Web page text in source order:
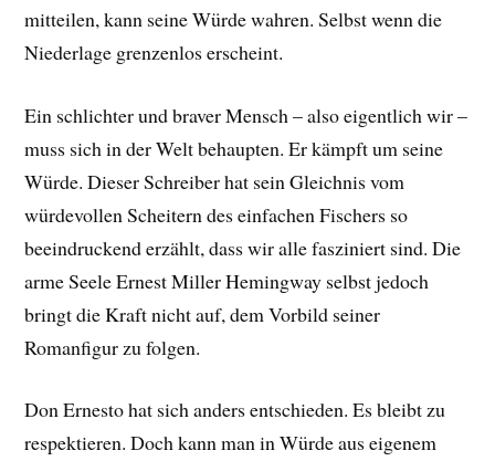
mitteilen, kann seine Würde wahren. Selbst wenn die
Niederlage grenzenlos erscheint.
Ein schlichter und braver Mensch – also eigentlich wir –
muss sich in der Welt behaupten. Er kämpft um seine
Würde. Dieser Schreiber hat sein Gleichnis vom
würdevollen Scheitern des einfachen Fischers so
beeindruckend erzählt, dass wir alle fasziniert sind. Die
arme Seele Ernest Miller Hemingway selbst jedoch
bringt die Kraft nicht auf, dem Vorbild seiner
Romanfigur zu folgen.
Don Ernesto hat sich anders entschieden. Es bleibt zu
respektieren. Doch kann man in Würde aus eigenem